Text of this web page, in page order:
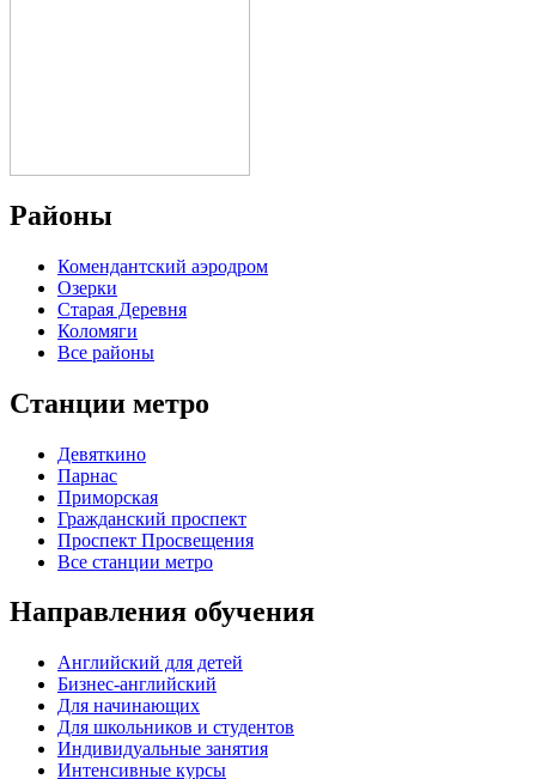
Районы
Комендантский аэродром
Озерки
Старая Деревня
Коломяги
Все районы
Станции метро
Девяткино
Парнас
Приморская
Гражданский проспект
Проспект Просвещения
Все станции метро
Направления обучения
Английский для детей
Бизнес-английский
Для начинающих
Для школьников и студентов
Индивидуальные занятия
Интенсивные курсы